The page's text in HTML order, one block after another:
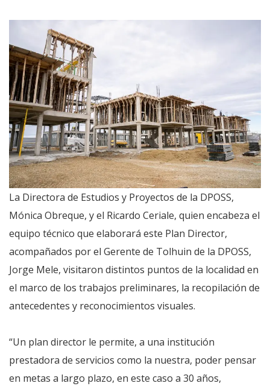
La Directora de Estudios y Proyectos de la DPOSS,
Mónica Obreque, y el Ricardo Ceriale, quien encabeza el
equipo técnico que elaborará este Plan Director,
acompañados por el Gerente de Tolhuin de la DPOSS,
Jorge Mele, visitaron distintos puntos de la localidad en
el marco de los trabajos preliminares, la recopilación de
antecedentes y reconocimientos visuales.
“Un plan director le permite, a una institución
prestadora de servicios como la nuestra, poder pensar
en metas a largo plazo, en este caso a 30 años,